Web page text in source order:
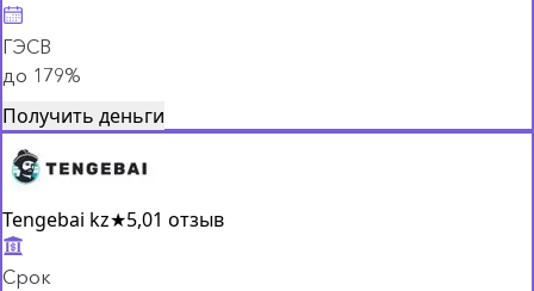
ГЭСВ
до 179%
Получить деньги
Tengebai kz★5,01 отзыв
Срок